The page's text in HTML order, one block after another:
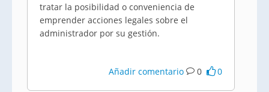
tratar la posibilidad o conveniencia de
emprender acciones legales sobre el
administrador por su gestión.
Añadir comentario 0 0